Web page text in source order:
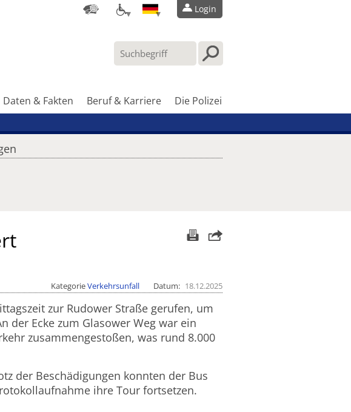
Login
Daten & Fakten Beruf & Karriere Die Polizei
KategorieVerkehrsunfall Datum 18.12.2025
zur Rudower Straße gerufen, um
der Ecke zum Glasower Weg war ein
zusammengestoßen, was rund 8.000
der Beschädigungen konnten der Bus
ihre Tour fortsetzen.